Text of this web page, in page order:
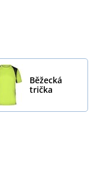
Běžecká
trička